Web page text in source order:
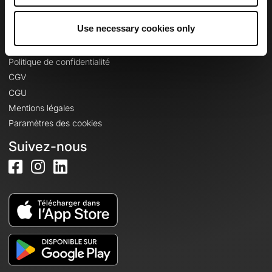
Use necessary cookies only
Se connecter
Informations légales
Politique de confidentialité
CGV
CGU
Mentions légales
Paramètres des cookies
Suivez-nous